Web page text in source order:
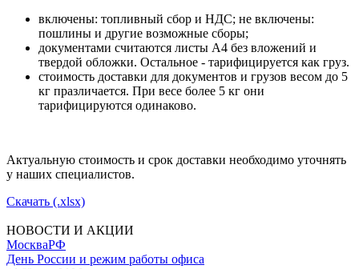
включены: топливный сбор и НДС; не включены:
пошлины и другие возможные сборы;
документами считаются листы А4 без вложений и
твердой обложки. Остальное - тарифицируется как груз.
стоимость доставки для документов и грузов весом до 5
кг празличается. При весе более 5 кг они
тарифицируются одинаково.
Актуальную стоимость и срок доставки необходимо уточнять
у наших специалистов.
Скачать (.xlsx)
НОВОСТИ И АКЦИИ
МоскваРФ
День России и режим работы офиса